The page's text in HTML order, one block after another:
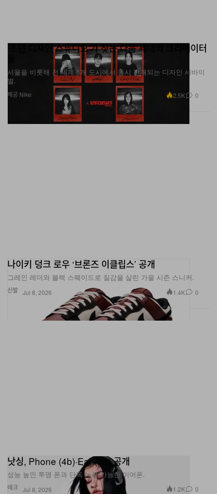
‘조던 디자인 스튜디오’가 찾는 다음 세대의 크리에이터
서울을 비롯해 전 세계 8개 도시에서 동시 전개되는 디자인 서바이
벌.
제공 Nike 2.5K 0
신발
나이키 덩크 로우 ‘브론즈 이클립스’ 공개
그레인 레더와 블랙 스웨이드로 질감을 살린 가을 시즌 스니커.
Jul 8, 2026 1.4K 0
테크
낫싱, Phone (4b)·Ear (3a) 공개
성능 높인 투명 폰과 단독 녹음 가능한 이어폰.
Jul 8, 2026 1.2K 0